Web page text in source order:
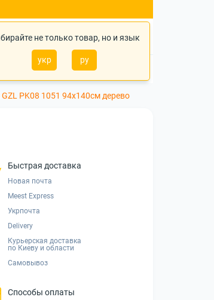
не только товар, но и язык
укр ру
Войти Укр Ру
0
PK08 1051 94x140см дерево
Быстрая доставка
Новая почта
Meest Express
Укрпочта
Delivery
Курьерская доставка
по Киеву и области
Самовывоз
Способы оплаты